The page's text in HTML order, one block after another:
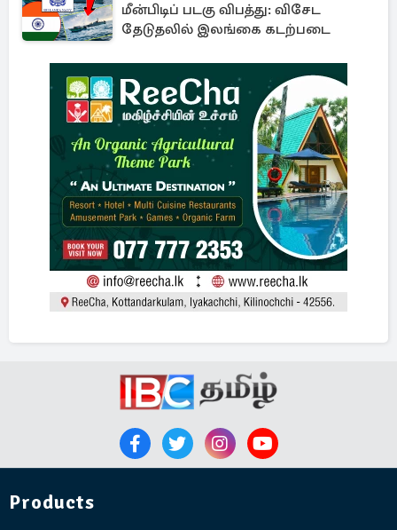
மீன்பிடிப் படகு விபத்து: விசேட
தேடுதலில் இலங்கை கடற்படை
Products